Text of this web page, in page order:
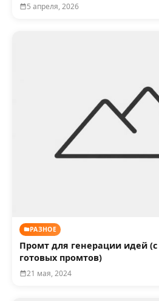
5 апреля, 2026
РАЗНОЕ
Промт для генерации идей
готовых промтов)
21 мая, 2024